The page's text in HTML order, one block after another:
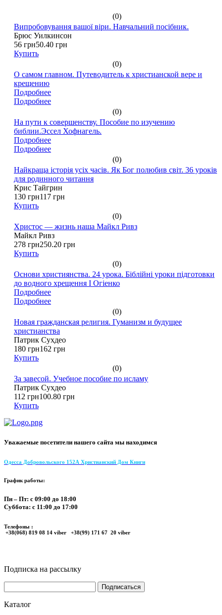
(0)
Випробовування вашої віри. Навчальний посібник.
Брюс Уилкинсон
56 грн50.40 грн
Купить
(0)
О самом главном. Путеводитель к христианской вере и
крещению
Подробнее
Подробнее
(0)
На пути к совершенству. Пособие по изучению
библии.Эссел Хофнагель.
Подробнее
Подробнее
(0)
Найкраща історія усіх часів. Як Бог полюбив світ. 36 уроків
для родинного читання
Крис Тайгрин
130 грн117 грн
Купить
(0)
Христос — жизнь наша Майкл Ривз
Майкл Ривз
278 грн250.20 грн
Купить
(0)
Основи християнства. 24 урока. Біблійні уроки підготовки
до водного хрещення І Огіенко
Подробнее
Подробнее
(0)
Новая гражданская религия. Гуманизм и будущее
христианства
Патрик Сухдео
180 грн162 грн
Купить
(0)
За завесой. Учебное пособие по исламу
Патрик Сухдео
112 грн100.80 грн
Купить
Уважаемые посетители нашего сайта мы находимся
Одесса Добровольского 152А Христианский Дом Книги
График работы:
Пн – Пт: с 09:00 до 18:00
Суббота: с 11:00 до 17:00
Телефоны :
+38(068) 819 08 14 viber +38(99) 171 67 20 viber
Подписка на рассылку
Каталог